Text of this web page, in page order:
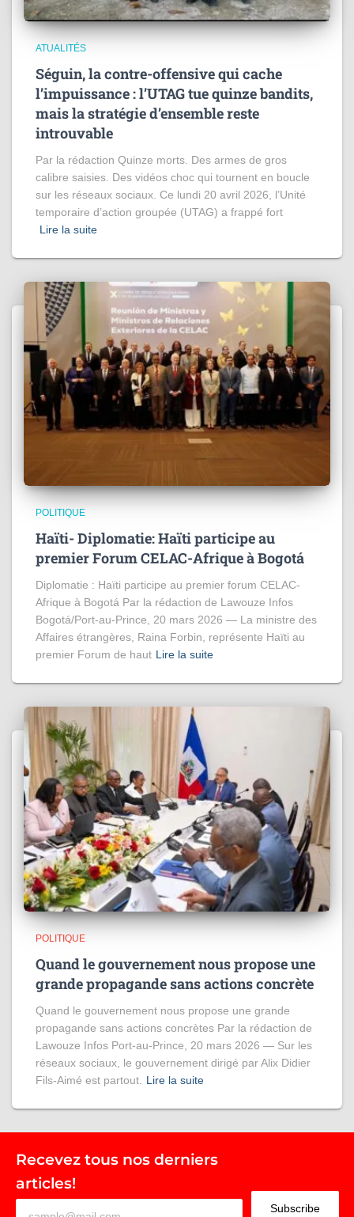
ATUALITÉS
Séguin, la contre-offensive qui cache
l’impuissance : l’UTAG tue quinze bandits,
mais la stratégie d’ensemble reste
introuvable
Par la rédaction Quinze morts. Des armes de gros
calibre saisies. Des vidéos choc qui tournent en boucle
sur les réseaux sociaux. Ce lundi 20 avril 2026, l’Unité
temporaire d’action groupée (UTAG) a frappé fort
Lire la suite
POLITIQUE
Haïti- Diplomatie: Haïti participe au
premier Forum CELAC-Afrique à Bogotá
Diplomatie : Haïti participe au premier forum CELAC-
Afrique à Bogotá Par la rédaction de Lawouze Infos
Bogotá/Port-au-Prince, 20 mars 2026 — La ministre des
Affaires étrangères, Raina Forbin, représente Haïti au
premier Forum de haut Lire la suite
POLITIQUE
Quand le gouvernement nous propose une
grande propagande sans actions concrète
Quand le gouvernement nous propose une grande
propagande sans actions concrètes Par la rédaction de
Lawouze Infos Port-au-Prince, 20 mars 2026 — Sur les
réseaux sociaux, le gouvernement dirigé par Alix Didier
Fils-Aimé est partout.
Lire la suite
Recevez tous nos derniers
articles!
Subscribe